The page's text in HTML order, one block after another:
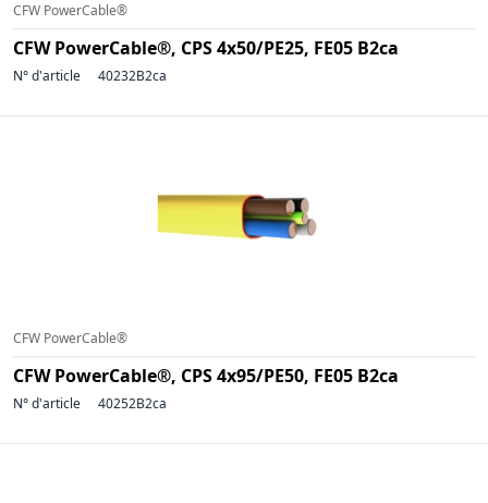
CFW PowerCable®
CFW PowerCable®, CPS 4x50/PE25, FE05 B2ca
N° d'article 40232B2ca
CFW PowerCable®
CFW PowerCable®, CPS 4x95/PE50, FE05 B2ca
N° d'article 40252B2ca